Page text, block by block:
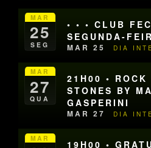
MAR
25
SEG
• • • CLUB
SEGUNDA-
MAR 25 DIA
MAR
27
QUA
21H00 • ROCK
STONES BY
GASPERINI
MAR 27 DIA
MAR
19H00 •